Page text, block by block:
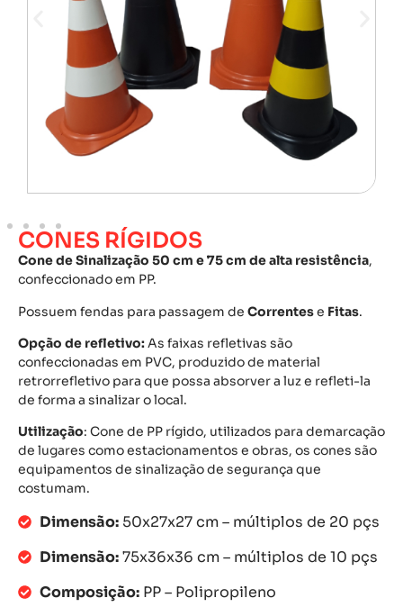
CONES RÍGIDOS
Cone de Sinalização 50 cm e 75 cm de alta resistência,
confeccionado em PP.
Possuem fendas para passagem de Correntese Fitas.
Opção de refletivo:As faixas refletivas são
confeccionadas em PVC, produzido de material
retrorrefletivo para que possa absorver a luz e refleti-la
de forma a sinalizar o local.
Utilização: Cone de PP rígido, utilizados para demarcação
de lugares como estacionamentos e obras, os cones são
equipamentos de sinalização de segurança que
costumam.
Dimensão:50x27x27 cm – múltiplos de 20 pçs
Dimensão:75x36x36 cm – múltiplos de 10 pçs
Composição:PP – Polipropileno